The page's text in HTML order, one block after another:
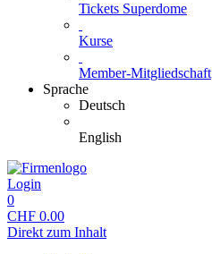
Tickets Superdome
Kurse
Member-Mitgliedschaft
Sprache
Deutsch
English
Login
0
CHF 0.00
Direkt zum Inhalt